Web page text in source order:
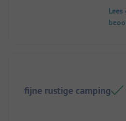
fijne rustige camping